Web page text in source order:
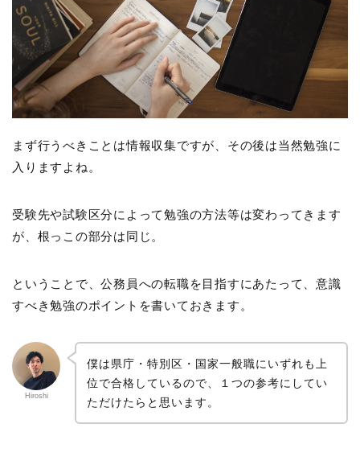
まず行うべきことは情報収集ですが、その後は当然勉強に
入りますよね。
受験先や試験区分によって勉強の方法等は変わってきます
が、根っこの部分は同じ。
ということで、公務員への転職を目指すにあたって、意識
すべき勉強のポイントを書いておきます。
Hiroshi
僕は県庁・特別区・国家一般職にいずれも上
位で合格しているので、１つの参考にしてい
ただけたらと思います。